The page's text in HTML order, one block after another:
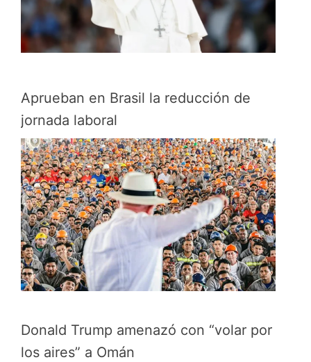
Aprueban en Brasil la reducción de
jornada laboral
Donald Trump amenazó con “volar por
los aires” a Omán